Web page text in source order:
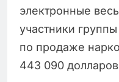
электронные
участники
по продаже
443 090